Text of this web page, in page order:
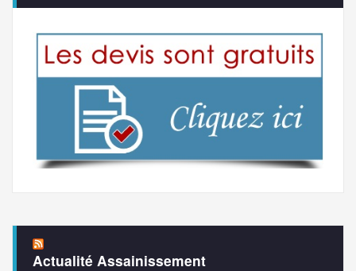
Actualité Assainissement